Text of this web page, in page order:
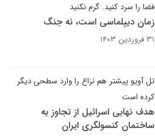
فضا را سرد کنید. گرم نکنید
زمان دیپلماسی است، نه جنگ
۳۱ فروردین ۱۴۰۳
تل آویو پیشتر هم نزاع را وارد سطحی دیگر
کرده است
هدف نهایی اسرائیل از تجاوز به
ساختمان کنسولگری ایران